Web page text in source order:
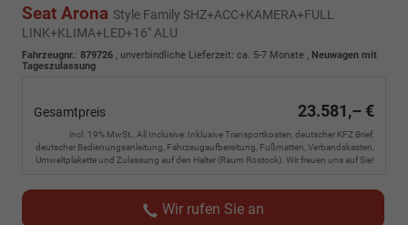
Seat Arona Style Family SHZ+ACC+KAMERA+FULL
LINK+KLIMA+LED+16" ALU
Fahrzeugnr.: 879726 , unverbindliche Lieferzeit: ca. 5-7 Monate , Neuwagen mit
Tageszulassung
Gesamtpreis 23.581,– €
incl. 19% MwSt., All Inclusive: Inklusive Transportkosten, deutscher KFZ Brief,
deutscher Bedienungsanleitung, Fahrzeugaufbereitung, Fußmatten, Verbandskasten,
Umweltplakette und Zulassung auf den Halter (Raum Rostock). Wir freuen uns auf Sie!
Wir rufen Sie an